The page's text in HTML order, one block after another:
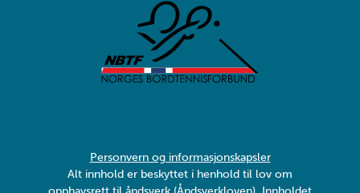
Personvern og informasjonskapsler
Alt innhold er beskyttet i henhold til lov om